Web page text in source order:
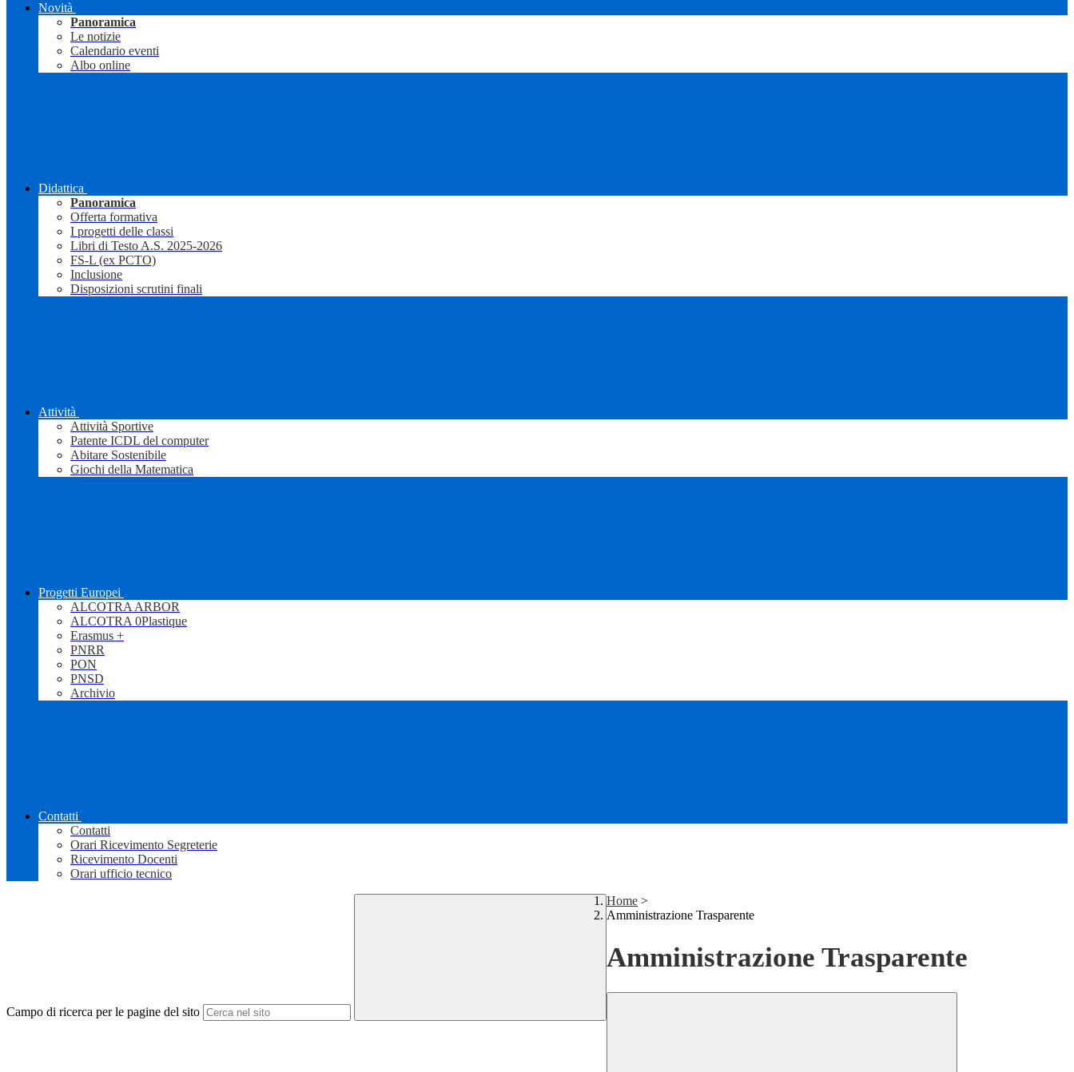
Novità
Panoramica
Le notizie
Calendario eventi
Albo online
Didattica
Panoramica
Offerta formativa
I progetti delle classi
Libri di Testo A.S. 2025-2026
FS-L (ex PCTO)
Inclusione
Disposizioni scrutini finali
Attività
Attività Sportive
Patente ICDL del computer
Abitare Sostenibile
Giochi della Matematica
Progetti Europei
ALCOTRA ARBOR
ALCOTRA 0Plastique
Erasmus +
PNRR
PON
PNSD
Archivio
Contatti
Contatti
Orari Ricevimento Segreterie
Ricevimento Docenti
Orari ufficio tecnico
Campo di ricerca per le pagine del sito
Home >
Amministrazione Trasparente
Amministrazione Trasparente